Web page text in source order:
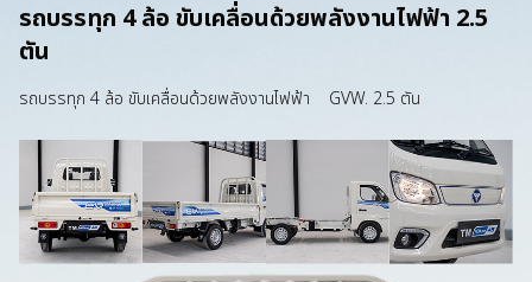
รถบรรทุก 4 ล้อ ขับเคลื่อนด้วยพลังงานไฟฟ้า 2.5
ตัน
รถบรรทุก 4 ล้อ ขับเคลื่อนด้วยพลังงานไฟฟ้า GVW. 2.5 ตัน